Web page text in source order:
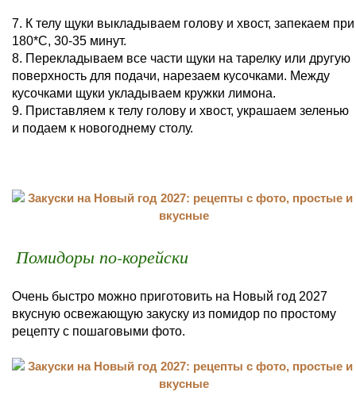
7. К телу щуки выкладываем голову и хвост, запекаем при
180*С, 30-35 минут.
8. Перекладываем все части щуки на тарелку или другую
поверхность для подачи, нарезаем кусочками. Между
кусочками щуки укладываем кружки лимона.
9. Приставляем к телу голову и хвост, украшаем зеленью
и подаем к новогоднему столу.
Помидоры по-корейски
Очень быстро можно приготовить на Новый год 2027
вкусную освежающую закуску из помидор по простому
рецепту с пошаговыми фото.